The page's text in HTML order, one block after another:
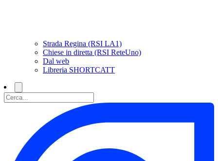
Strada Regina (RSI LA1)
Chiese in diretta (RSI ReteUno)
Dal web
Libreria SHORTCATT